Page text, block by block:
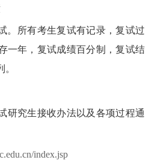
。所有考生复试有记录，复试过
一年，复试成绩百分制，复试结
研究生接收办法以及各项过程通
index.jsp